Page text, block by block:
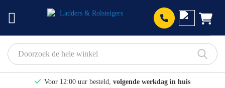
Voor 12:00 uur besteld, volgende werkdag in huis